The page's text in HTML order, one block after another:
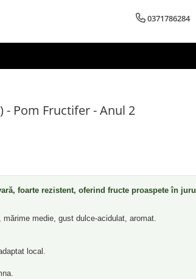
0371786284
- Pom Fructifer - Anul 2
foarte rezistent, oferind fructe proaspete în jurul
mărime medie, gust dulce-acidulat, aromat.
local.